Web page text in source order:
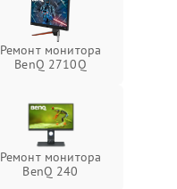
Ремонт монитора
BenQ 2710Q
Ремонт монитора
BenQ 240